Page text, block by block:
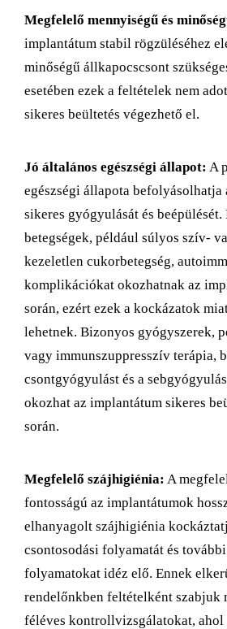
Megfelelő mennyiségű és
implantátum stabil rögzüléséhez
minőségű állkapocscsont
esetében ezek a feltételek nem
sikeres beültetés végezhető el.
Jó általános egészségi állapot: A
egészségi állapota befolyásolhatja
sikeres gyógyulását és
betegségek, például súlyos szív-
kezeletlen cukorbetegség,
komplikációkat okozhatnak az
során, ezért ezek a kockázatok
lehetnek. Bizonyos gyógyszerek,
vagy immunszuppresszív terápia,
csontgyógyulást és a
okozhat az implantátum sikeres
során.
Megfelelő szájhigiénia: A
fontosságú az implantátumok
elhanyagolt szájhigiénia
csontosodási folyamatát és
folyamatokat idéz elő. Ennek
rendelőnkben feltételként szabjuk
féléves kontrollvizsgálatokat,